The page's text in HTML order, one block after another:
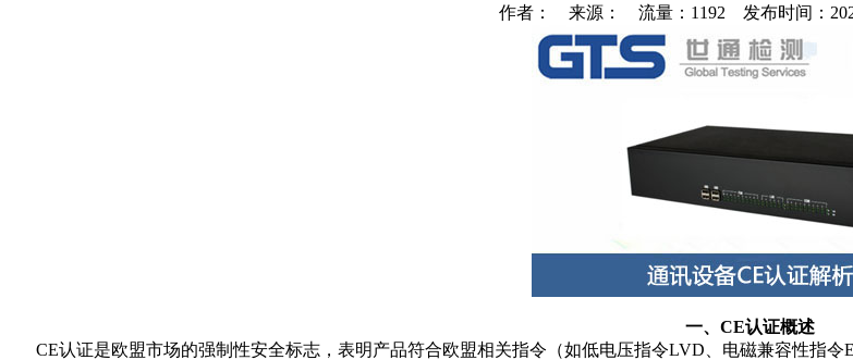
作者： 来源： 流量：1192 发布时间：
一、CE认证概述
CE认证是欧盟市场的强制性安全标志，表明产品符合欧盟相关指令（如低电压指令LVD、电磁兼容性指